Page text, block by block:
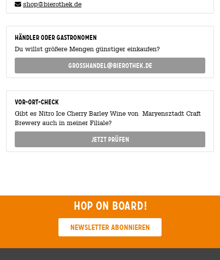
shop@bierothek.de
Händler oder Gastronomen
Du willst größere Mengen günstiger einkaufen?
grosshandel@bierothek.de
Vor-Ort-Check
Gibt es Nitro Ice Cherry Barley Wine von Maryensztadt Craft
Brewery auch in meiner Filiale?
Jetzt prüfen
Hop on board!
Newsletter abonnieren